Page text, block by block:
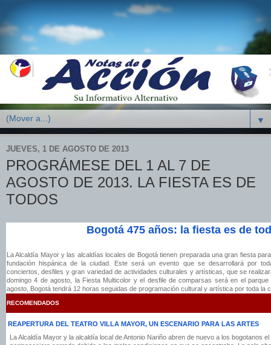
▼
JUEVES, 1 DE AGOSTO DE 2013
PROGRÁMESE DEL 1 AL 7 DE
AGOSTO DE 2013. LA FIESTA ES DE
TODOS
Bogotá 475 años: la fiesta es de
La Alcaldía Mayor y las alcaldías locales de Bogotá tienen preparada una gran fiesta
fundación hispánica de la ciudad. Este será un evento que se desarrollará por
conciertos, desfiles y gran variedad de actividades culturales y artísticas, que se
domingo 4 de agosto, la Fiesta Multicolor y el desfile de comparsas será en el
agosto, Bogotá tendrá 12 horas seguidas de programación cultural y artística por toda la
RECOMENDADOS
REAPERTURA DEL TEATRO VILLA MAYOR, UN ESCENARIO PARA LAS ARTES
La Alcaldía Mayor y la alcaldía local de Antonio Nariño abren de nuevo a los bogotanos